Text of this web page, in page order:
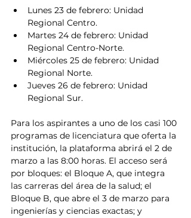
Lunes 23 de febrero: Unidad
Regional Centro.
Martes 24 de febrero: Unidad
Regional Centro-Norte.
Miércoles 25 de febrero: Unidad
Regional Norte.
Jueves 26 de febrero: Unidad
Regional Sur.
Para los aspirantes a uno de los casi 100
programas de licenciatura que oferta la
institución, la plataforma abrirá el 2 de
marzo a las 8:00 horas. El acceso será
por bloques: el Bloque A, que integra
las carreras del área de la salud; el
Bloque B, que abre el 3 de marzo para
ingenierías y ciencias exactas; y